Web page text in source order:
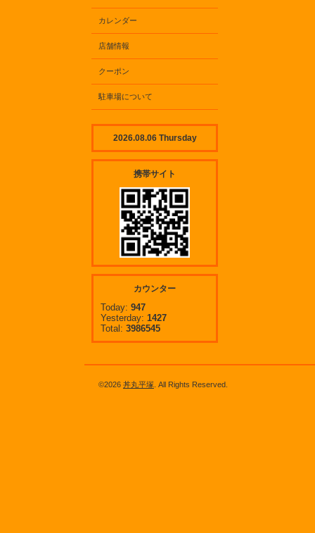
カレンダー
店舗情報
クーポン
駐車場について
2026.08.06 Thursday
携帯サイト
カウンター
Today: 947
Yesterday: 1427
Total: 3986545
©2026 丼丸平塚 . All Rights Reserved.